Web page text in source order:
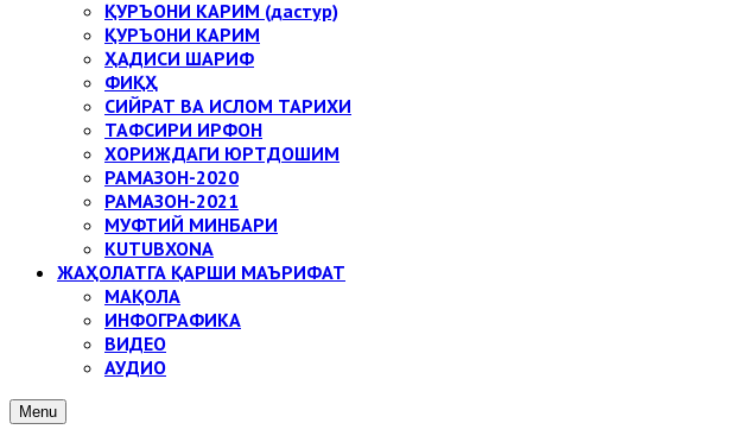
ҚУРЪОНИ КАРИМ (дастур)
ҚУРЪОНИ КАРИМ
ҲАДИСИ ШАРИФ
ФИҚҲ
СИЙРАТ ВА ИСЛОМ ТАРИХИ
ТАФСИРИ ИРФОН
ХОРИЖДАГИ ЮРТДОШИМ
РАМАЗОН-2020
РАМАЗОН-2021
МУФТИЙ МИНБАРИ
KUTUBXONA
ЖАҲОЛАТГА ҚАРШИ МАЪРИФАТ
МАҚОЛА
ИНФОГРАФИКА
ВИДЕО
АУДИО
Menu